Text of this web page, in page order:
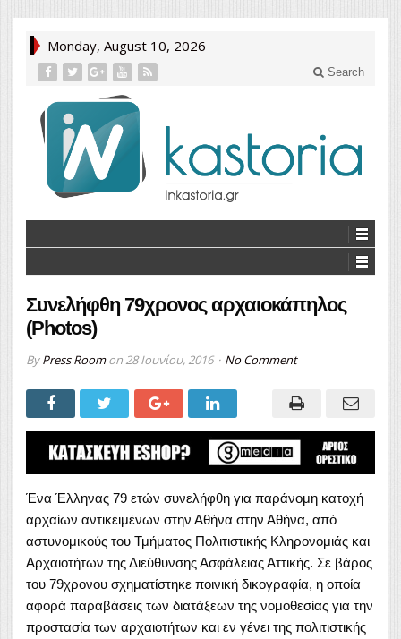
Monday, August 10, 2026
Search
Συνελήφθη 79χρονος αρχαιοκάπηλος
(Photos)
ByPress Roomon 28 Ιουνίου, 2016 No Comment
Ένα Έλληνας 79 ετών συνελήφθη για παράνομη κατοχή
αρχαίων αντικειμένων στην Αθήνα στην Αθήνα, από
αστυνομικούς του Τμήματος Πολιτιστικής Κληρονομιάς και
Αρχαιοτήτων της Διεύθυνσης Ασφάλειας Αττικής. Σε βάρος
του 79χρονου σχηματίστηκε ποινική δικογραφία, η οποία
αφορά παραβάσεις των διατάξεων της νομοθεσίας για την
προστασία των αρχαιοτήτων και εν γένει της πολιτιστικής